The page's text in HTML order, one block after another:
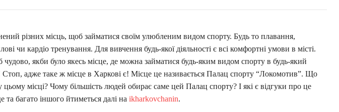
різних місць, щоб займатися своїм улюбленим видом спорту. Будь то плавання,
чи кардіо тренування. Для вивчення будь-якої діяльності є всі комфортні умови в місті.
чудово, якби було якесь місце, де можна займатися будь-яким видом спорту в будь-який
Стоп, адже таке ж місце в Харкові є! Місце це називається Палац спорту “Локомотив”. Що
цьому місці? Чому більшість людей обирає саме цей Палац спорту? І які є відгуки про це
та багато іншого йтиметься далі на ikharkovchanin.